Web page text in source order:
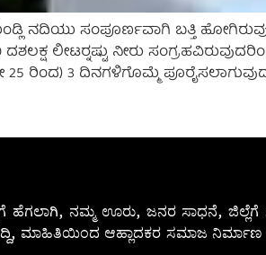
ಸಂಪೂರ್ಣವಾಗಿ ಬತ್ತಿ
ಲೀಟರ್‍ನಷ್ಟು ನೀರು
ರಿಂದ) 3 ದಿನಗಳಿಗೊಮ್ಮೆ
ಹೆಗಲಾಗಿ, ನಮ್ಮ ಊರು, ಜನರ ಸಾಧನೆ,
ಮಾಹಿತಿಯಿಂದ ಆಹ್ಲಾದಕರ ಸಮಾಜ